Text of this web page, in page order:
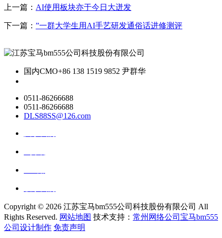
上一篇： AI使用板块亦于今日大迸发
下一篇： ”一群大学生用AI手艺研发通俗话进修测评
国内CMO+86 138 1519 9852 尹群华
0511-86266688
0511-86266688
DLS88SS@126.com
Copyright © 2026 江苏宝马bm555公司科技股份有限公司 All
Rights Reserved. 网站地图 技术支持： 常州网络公司宝马bm555
公司设计制作 免责声明